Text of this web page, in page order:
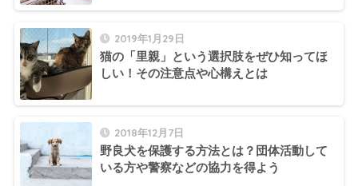
2019年1月29日
猫の「里親」という選択肢をぜひ知ってほ
しい！その注意点や心構えとは
2018年12月7日
野良犬を保護する方法とは？団体活動して
いる方や警察などの協力を得よう